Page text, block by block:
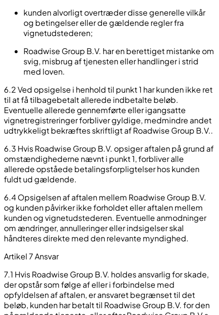
kunden alvorligt overtræder disse generelle vilkår
og betingelser eller de gældende regler fra
vignetudstederen;
Roadwise Group B.V. har en berettiget mistanke om
svig, misbrug af tjenesten eller handlinger i strid
med loven.
6.2 Ved opsigelse i henhold til punkt 1 har kunden ikke ret
til at få tilbagebetalt allerede indbetalte beløb.
Eventuelle allerede gennemførte eller igangsatte
vignetregistreringer forbliver gyldige, medmindre andet
udtrykkeligt bekræftes skriftligt af Roadwise Group B.V..
6.3 Hvis Roadwise Group B.V. opsiger aftalen på grund af
omstændighederne nævnt i punkt 1, forbliver alle
allerede opståede betalingsforpligtelser hos kunden
fuldt ud gældende.
6.4 Opsigelsen af aftalen mellem Roadwise Group B.V.
og kunden påvirker ikke forholdet eller aftalen mellem
kunden og vignetudstederen. Eventuelle anmodninger
om ændringer, annulleringer eller indsigelser skal
håndteres direkte med den relevante myndighed.
Artikel 7 Ansvar
7.1 Hvis Roadwise Group B.V. holdes ansvarlig for skade,
der opstår som følge af eller i forbindelse med
opfyldelsen af aftalen, er ansvaret begrænset til det
beløb, kunden har betalt til Roadwise Group B.V. for den